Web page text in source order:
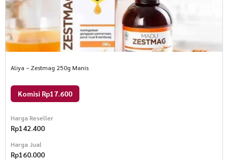
Aliya – Zestmag 250g Manis
Komisi Rp17.600
Harga Reseller
Rp142.400
Harga Jual
Rp160.000